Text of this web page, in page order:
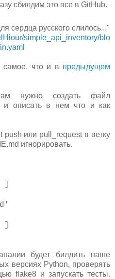
сбилдим это все в GitHub.
сердца русского слилось..."
simple_api_inventory/blo
самое, что и в предыдущем
нужно создать файл
и описать в нем что и как
push или pull_request в ветку
игнорировать.
]
]
будет билдить наше
версиях Python, проверять
flake8 и запускать тесты.